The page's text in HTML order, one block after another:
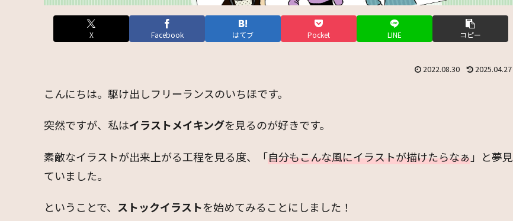
X Facebook はてブ Pocket LINE コピー
2022.08.30 2025.04.27
こんにちは。駆け出しフリーランスのいちほです。
突然ですが、私はイラストメイキングを見るのが好きです。
素敵なイラストが出来上がる工程を見る度、「自分もこんな風にイラストが描けたらなぁ 」と夢見
ていました。
ということで、 ストックイラストを始めてみることにしました！